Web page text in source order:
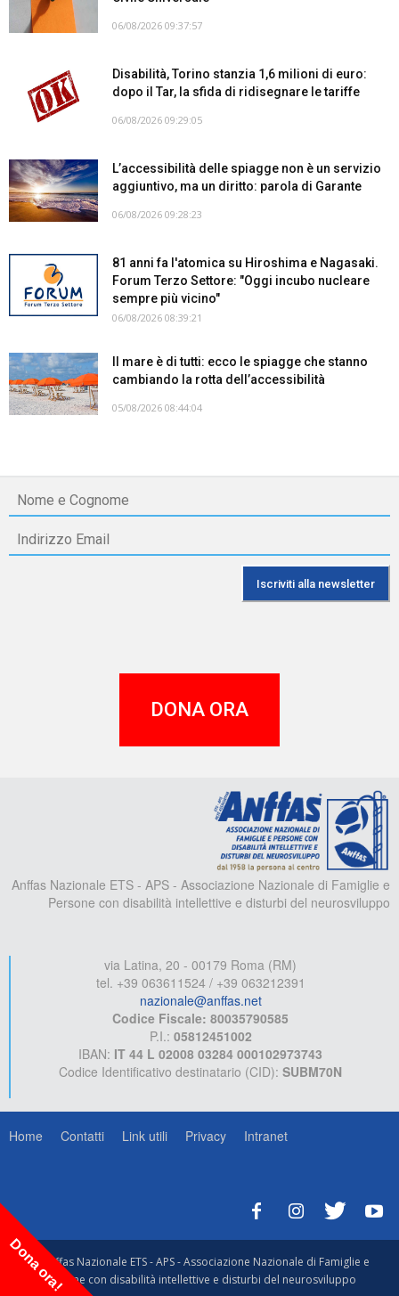
06/08/2026 09:37:57
Disabilità, Torino stanzia 1,6 milioni di euro:
dopo il Tar, la sfida di ridisegnare le tariffe
06/08/2026 09:29:05
L’accessibilità delle spiagge non è un servizio
aggiuntivo, ma un diritto: parola di Garante
06/08/2026 09:28:23
81 anni fa l'atomica su Hiroshima e Nagasaki.
Forum Terzo Settore: "Oggi incubo nucleare
sempre più vicino"
06/08/2026 08:39:21
Il mare è di tutti: ecco le spiagge che stanno
cambiando la rotta dell’accessibilità
05/08/2026 08:44:04
DONA ORA
Anffas Nazionale ETS - APS - Associazione Nazionale di Famiglie e
Persone con disabilità intellettive e disturbi del neurosviluppo
via Latina, 20 - 00179 Roma (RM)
tel. +39 063611524 / +39 063212391
nazionale@anffas.net
Codice Fiscale: 80035790585
P.I.: 05812451002
IBAN: IT 44 L 02008 03284 000102973743
Codice Identificativo destinatario (CID): SUBM70N
Home Contatti Link utili Privacy Intranet
© Anffas Nazionale ETS - APS - Associazione Nazionale di Famiglie e
Persone con disabilità intellettive e disturbi del neurosviluppo
Dona ora!